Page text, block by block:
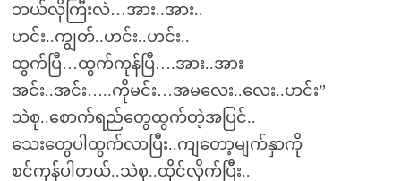
ဘယ်လိုကြီးလဲ…အား..အား..
ဟင်း..ကျွတ်..ဟင်း..ဟင်း..
ထွက်ပြီ…ထွက်ကုန်ပြီ….အား..အား
အင်း..အင်း…..ကိုမင်း…အမလေး..လေး..ဟင်း”
သဲစု..စောက်ရည်တွေထွက်တဲ့အပြင်..
သေးတွေပါထွက်လာပြီး..ကျတော့မျက်နှာကို
စင်ကုန်ပါတယ်..သဲစု..ထိုင်လိုက်ပြီး..